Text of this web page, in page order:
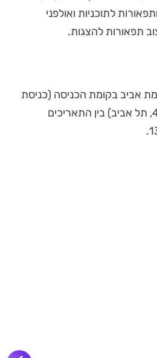
לתוכניות ואולפני
תפאורות להצגות.
אביב בקומת הכניסה (כניסת
המגדל, רח' איינשטיין 40, תל אביב) בין התאריכים